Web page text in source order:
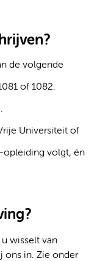
de volgende
of 1082.
Universiteit of
opleiding volgt, én
wisselt van
ons in. Zie onder